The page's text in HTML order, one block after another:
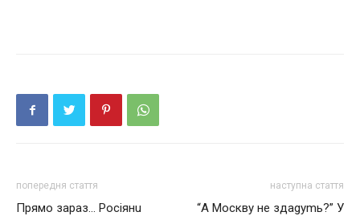
попередня стаття
Пpямo зapaз… Pociянu
наступна стаття
“А Москву не здаgуmь?” У